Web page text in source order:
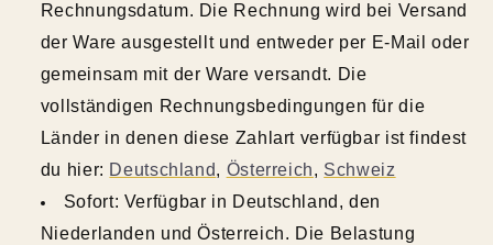
Rechnungsdatum. Die Rechnung wird bei Versand
der Ware ausgestellt und entweder per E-Mail oder
gemeinsam mit der Ware versandt. Die
vollständigen Rechnungsbedingungen für die
Länder in denen diese Zahlart verfügbar ist findest
du hier: Deutschland, Österreich, Schweiz
Sofort: Verfügbar in Deutschland, den
Niederlanden und Österreich. Die Belastung